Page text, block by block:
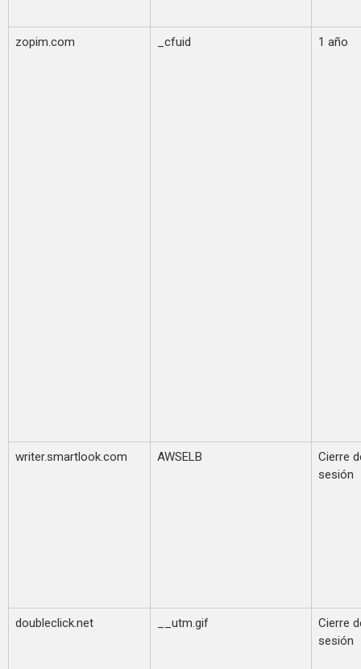
zopim.com _cfuid 1 año
writer.smartlook.com AWSELB
Cierre
sesión
doubleclick.net __utm.gif
Cierre
sesión